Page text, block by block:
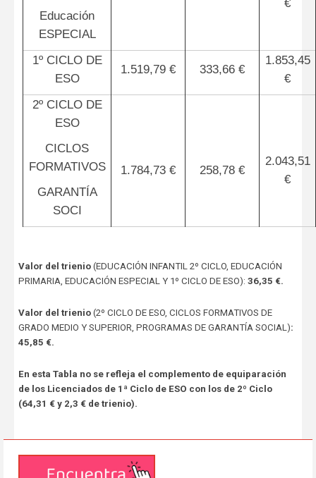
Educación
ESPECIAL
€
1º CICLO DE
ESO
1.519,79 € 333,66 €
1.853,45
€
2º CICLO DE
ESO
CICLOS
FORMATIVOS
GARANTÍA
SOCI
1.784,73 € 258,78 €
2.043,51
€
Valor del trienio (EDUCACIÓN INFANTIL 2º CICLO, EDUCACIÓN
PRIMARIA, EDUCACIÓN ESPECIAL Y 1º CICLO DE ESO): 36,35 €.
Valor del trienio (2º CICLO DE ESO, CICLOS FORMATIVOS DE
GRADO MEDIO Y SUPERIOR, PROGRAMAS DE GARANTÍA SOCIAL):
45,85 €.
En esta Tabla no se refleja el complemento de equiparación
de los Licenciados de 1ª Ciclo de ESO con los de 2º Ciclo
(64,31 € y 2,3 € de trienio).